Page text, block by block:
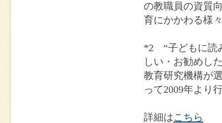
の教職員の資質
育にかかわる様
*2 “子どもに読
しい・お勧めし
教育研究機構が
って2009年より
詳細はこちら